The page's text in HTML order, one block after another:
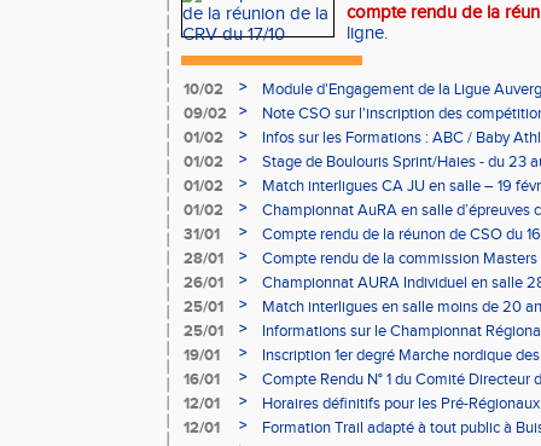
compte rendu de la
ligne.
10/02 >
Module d'Engagement de la Ligue
09/02
>
Note CSO sur l'inscription des
01/02
>
Infos sur les Formations : ABC / Baby
01/02
>
Stage de Boulouris Sprint/Haies - du 23
01/02
>
Match interligues CA JU en salle – 19
01/02
>
Championnat AuRA en salle d’épreuves
- le 12 février
31/01 >
Compte rendu de la réunon de CSO du
28/01
>
Compte rendu de la commission
à Bourgoin
26/01 >
Championnat AURA Individuel en salle
25/01
>
Match interligues en salle moins de 20
25/01
>
Informations sur le Championnat
05/02
19/01 >
Inscription 1er degré Marche nordique
03/02 (sous condition)
16/01 >
Compte Rendu N° 1 du Comité Directeur
12/01
>
Horaires définitifs pour les Pré-
Aubière
12/01 >
Formation Trail adapté à tout public à